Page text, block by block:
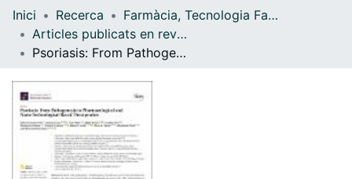
Navega per tot el DD
Inici Recerca
Farmàcia, Tecnologia Farmacèutica i Fisicoquímica
Articles publicats en revistes (Farmàcia, Tecnologia Farmacèutica i Fisicoquímica)
Psoriasis: From Pathogenesis to Pharmacological and Nano-Technological-Based Therapeutics